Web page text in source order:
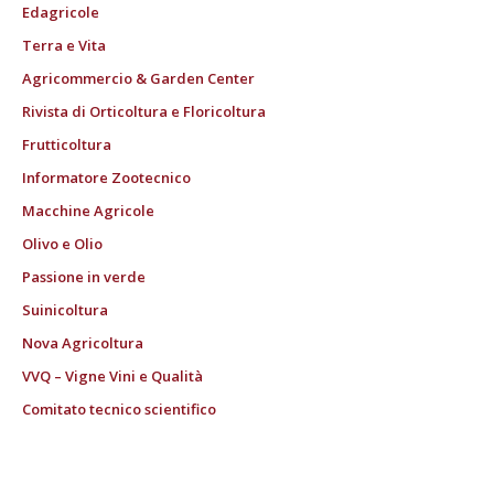
Edagricole
Terra e Vita
Agricommercio & Garden Center
Rivista di Orticoltura e Floricoltura
Frutticoltura
Informatore Zootecnico
Macchine Agricole
Olivo e Olio
Passione in verde
Suinicoltura
Nova Agricoltura
VVQ – Vigne Vini e Qualità
Comitato tecnico scientifico